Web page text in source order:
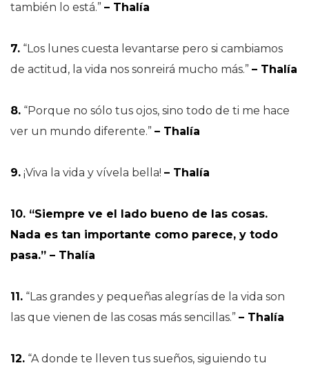
también lo está.” – Thalía
7. “Los lunes cuesta levantarse pero si cambiamos
de actitud, la vida nos sonreirá mucho más.” – Thalía
8. “Porque no sólo tus ojos, sino todo de ti me hace
ver un mundo diferente.” – Thalía
9. ¡Viva la vida y vívela bella! – Thalía
10. “Siempre ve el lado bueno de las cosas.
Nada es tan importante como parece, y todo
pasa.” – Thalía
11. “Las grandes y pequeñas alegrías de la vida son
las que vienen de las cosas más sencillas.” – Thalía
12. “A donde te lleven tus sueños, siguiendo tu